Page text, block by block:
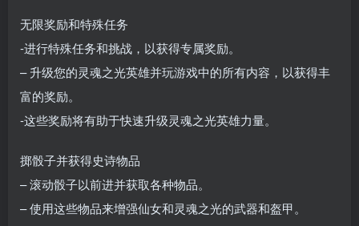
无限奖励和特殊任务
-进行特殊任务和挑战，以获得专属奖励。
– 升级您的灵魂之光英雄并玩游戏中的所有内容，以获得丰
富的奖励。
-这些奖励将有助于快速升级灵魂之光英雄力量。
掷骰子并获得史诗物品
– 滚动骰子以前进并获取各种物品。
– 使用这些物品来增强仙女和灵魂之光的武器和盔甲。